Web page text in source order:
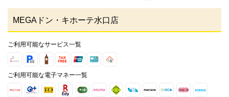
MEGAドン・キホーテ水口店
ご利用可能なサービス一覧
ご利用可能な電子マネー一覧